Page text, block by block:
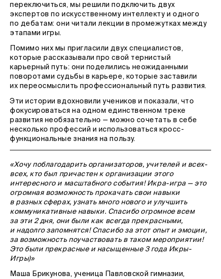
переключиться, мы решили подключить двух
экспертов по искусственному интеллекту и одного
по дебатам: они читали лекции в промежутках между
этапами игры.
Помимо них мы пригласили двух специалистов,
которые рассказывали про свой тернистый
карьерный путь: они поделились неожиданными
поворотами судьбы в карьере, которые заставили
их переосмыслить профессиональный путь развития.
Эти истории вдохновили учеников и показали, что
фокусироваться на одном единственном треке
развития необязательно — можно сочетать в себе
несколько профессий и использоваться кросс-
функциональные знания на пользу.
«Хочу поблагодарить организаторов, учителей и всех-
всех, кто был причастен к организации этого
интересного и масштабного события! Икра-игра — это
огромная возможность прокачать свои навыки
в разных сферах, узнать много нового и улучшить
коммуникативные навыки. Спасибо огромное всем
за эти 2 дня, они были как всегда прекрасными,
и надолго запомнятся! Спасибо за этот опыт и эмоции,
за возможность поучаствовать в таком мероприятии!
Это были прекрасные и насыщенные 3 года Икры-
Игры)»
Маша Брикунова, ученица Павловской гимназии,